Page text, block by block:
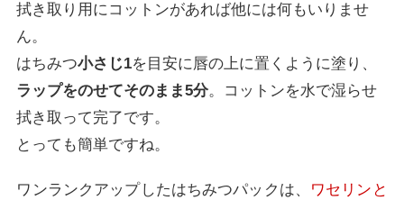
拭き取り用にコットンがあれば他には何もいりませ
ん。
はちみつ小さじ1を目安に唇の上に置くように塗り、
ラップをのせてそのまま5分。コットンを水で湿らせ
拭き取って完了です。
とっても簡単ですね。
ワンランクアップしたはちみつパックは、
ワセリンと